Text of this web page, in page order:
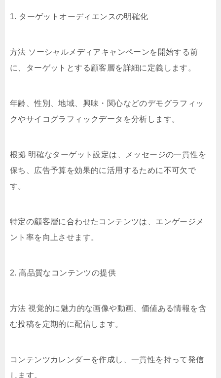
1. ターゲットオーディエンスの明確化
方法 ソーシャルメディアキャンペーンを開始する前
に、ターゲットとする顧客層を詳細に定義します。
年齢、性別、地域、興味・関心などのデモグラフィッ
クやサイコグラフィックデータを分析します。
根拠 明確なターゲット設定は、メッセージの一貫性を
保ち、広告予算を効果的に活用するために不可欠で
す。
特定の顧客層に合わせたコンテンツは、エンゲージメ
ント率を向上させます。
2. 高品質なコンテンツの提供
方法 視覚的に魅力的な画像や動画、価値ある情報を含
む投稿を定期的に配信します。
コンテンツカレンダーを作成し、一貫性を持って発信
します。